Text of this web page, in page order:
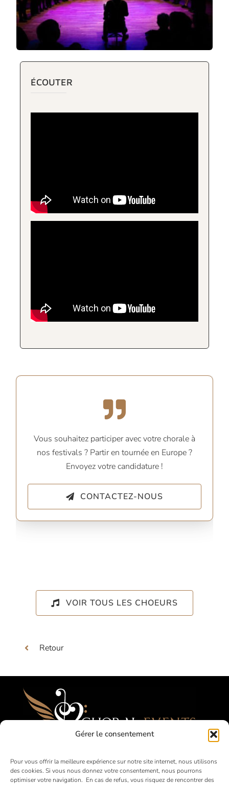
Gérer le consentement
Pour vous offrir la meilleure expérience sur notre site internet, nous utilisons
des cookies. Si vous nous donnez votre consentement, nous pourrons
optimiser votre navigation. En cas de refus, vous risquez de rencontrer des
ÉCOUTER
Vous souhaitez participer avec votre chorale à
nos festivals ? Partir en tournée en Europe ?
Envoyez votre candidature !
CONTACTEZ-NOUS
VOIR TOUS LES CHOEURS
Retour
Festivals, Concours, Tournées pour les
Choeurs Amateurs